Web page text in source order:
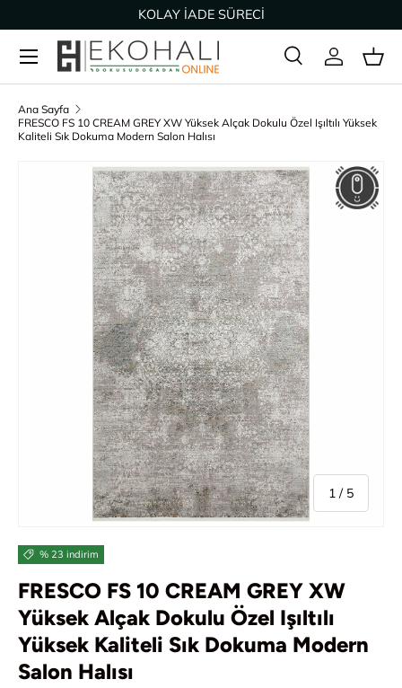
İçeriğe geç
KOLAY İADE SÜRECİ
Arama
Ürün türü
Ara Giriş Yap
Ana Sayfa
FRESCO FS 10 CREAM GREY XW Yüksek Alçak Dokulu Özel Işıltılı Yüksek
Kaliteli Sık Dokuma Modern Salon Halısı
Ürün bilgisine geç
1 / /5
% 23 indirim
FRESCO FS 10 CREAM GREY XW
Yüksek Alçak Dokulu Özel Işıltılı
Yüksek Kaliteli Sık Dokuma Modern
Salon Halısı